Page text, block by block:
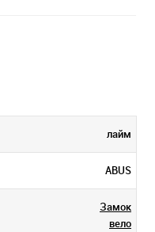
лайм
ABUS
Замок
вело